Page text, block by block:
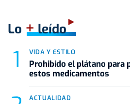
Lo +leído
VIDA Y ESTILO
Prohibido el plátano para
estos medicamentos
ACTUALIDAD